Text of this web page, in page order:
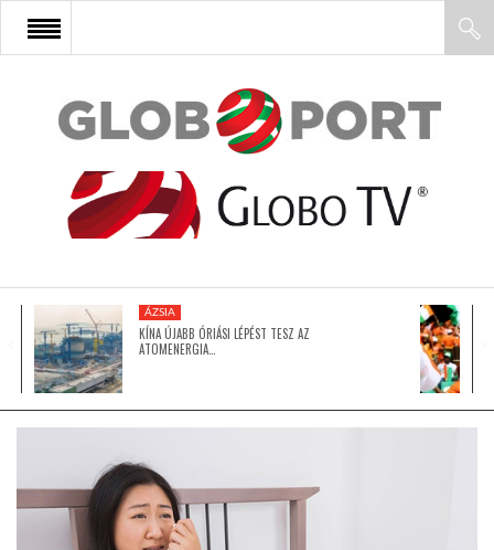
FŐOLDAL
AFRIKA
ÁZSIA
LATIN-AMERIKA
KÖZEL-KELET
ÁZSIA
KÍNA ÚJABB ÓRIÁSI LÉPÉST TESZ AZ
ATOMENERGIA…